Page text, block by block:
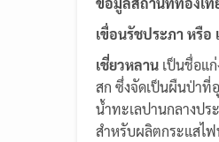
เขื่อนรัชประภา หรือ
เชี่ยวหลาน เป็นชื่อแ
สก ซึ่งจัดเป็นผืนป่าที่
น้ำทะเลปานกลางปร
สำหรับผลิตกระแสไฟ